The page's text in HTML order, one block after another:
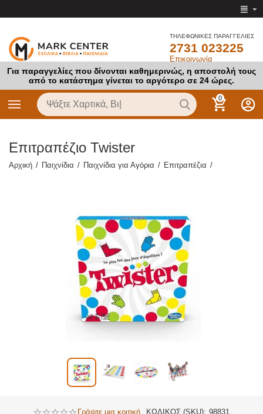
ΤΗΛΕΦΩΝΙΚΕΣ ΠΑΡΑΓΓΕΛΙΕΣ
2731 023225
Επικοινωνία
Για παραγγελίες που δίνονται καθημερινώς, η αποστολή τους
από το κατάστημα γίνεται το αργότερο σε 24 ώρες.
0
Επιτραπέζιο Twister
Αρχική / Παιχνίδια / Παιχνίδια για Αγόρια / Επιτραπέζια /
Γράψτε μια κριτική ΚΩΔΙΚΟΣ (SKU): 98831